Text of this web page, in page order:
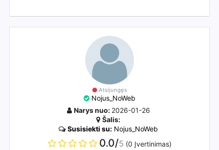
Atsijungęs
Nojus_NoWeb
Narys nuo: 2026-01-26
Šalis:
Susisiekti su: Nojus_NoWeb
0.0/5 (0 Įvertinimas)